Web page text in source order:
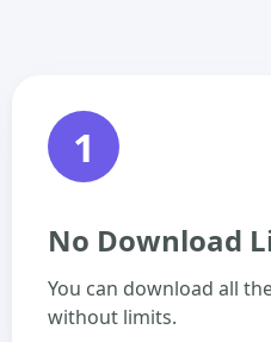
1
No Download
You can download all
without limits.